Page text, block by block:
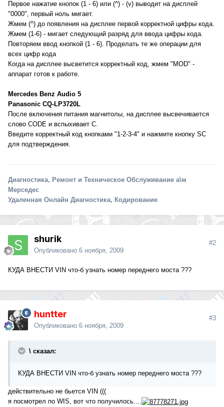
Первое нажатие кнопок (1 - 6) или (^) - (v) выводит на дисплей
"0000", первый ноль мигает.
Жмем (^) до появления на дисплее первой корректной цифры кода.
Жмем (1-6) - мигает следующий разряд для ввода цифры кода.
Повторяем ввод кнопкой (1 - 6). Проделать те же операции для
всех цифр кода
Когда на дисплее высветится корректный код, жмем "MOD" -
аппарат готов к работе.
Mercedes Benz Audio 5
Panasonic CQ-LP3720L
После включения питания магнитолы, на дисплее высвечивается
слово CODE и вспыхивает C.
Введите корректный код кнопками "1-2-3-4" и нажмите кнопку SC
для подтверждения.
Диагностика, Ремонт и Техническое Обслуживание а\м
Мерседес
Удаленная Онлайн Диагностика, Кодирование
shurik
Опубликовано 6 ноября, 2009
#2
КУДА ВНЕСТИ VIN что-б узнать номер переднего моста ???
huntter
Опубликовано 6 ноября, 2009
#3
\ сказал:
КУДА ВНЕСТИ VIN что-б узнать номер переднего моста ???
действительно не бьется VIN (((
я посмотрел по WIS, вот что получилось....